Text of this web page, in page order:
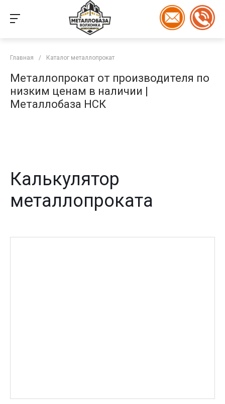
Главная / Каталог металлопрокат
Металлопрокат от производителя по
низким ценам в наличии |
Металлобаза НСК
Калькулятор
металлопроката